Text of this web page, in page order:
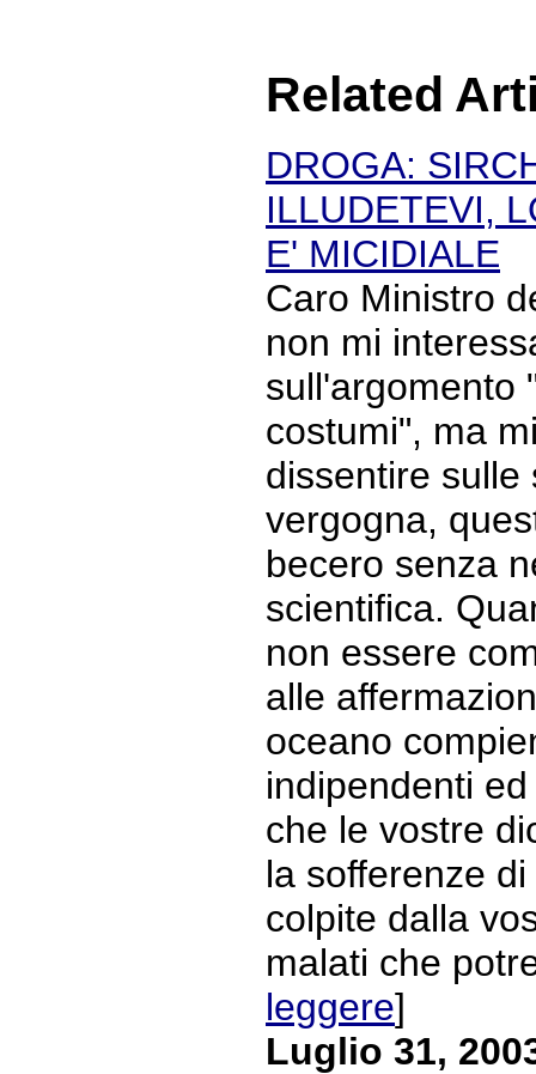
Related
DROGA:
ILLUDETEVI,
E' MICIDIALE
Caro Ministro
non mi
sull'argomento
costumi", ma
dissentire sulle
vergogna,
becero senza
scientifica.
non essere
alle
oceano
indipendenti
che le vostre
la sofferenze
colpite dalla
malati che
leggere]
Luglio 31,